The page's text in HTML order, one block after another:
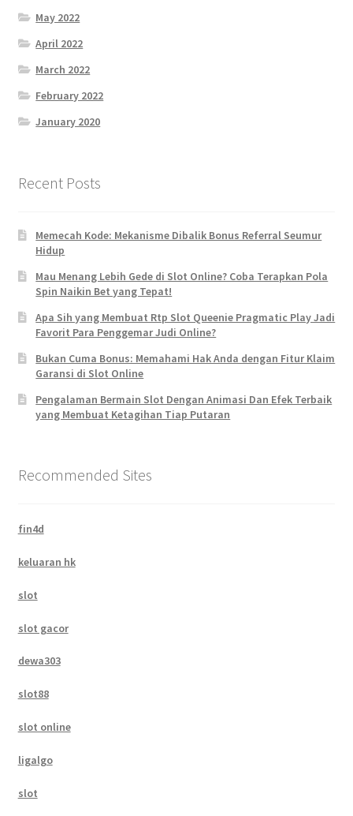
May 2022
April 2022
March 2022
February 2022
January 2020
Recent Posts
Memecah Kode: Mekanisme Dibalik Bonus Referral Seumur
Hidup
Mau Menang Lebih Gede di Slot Online? Coba Terapkan Pola
Spin Naikin Bet yang Tepat!
Apa Sih yang Membuat Rtp Slot Queenie Pragmatic Play Jadi
Favorit Para Penggemar Judi Online?
Bukan Cuma Bonus: Memahami Hak Anda dengan Fitur Klaim
Garansi di Slot Online
Pengalaman Bermain Slot Dengan Animasi Dan Efek Terbaik
yang Membuat Ketagihan Tiap Putaran
Recommended Sites
fin4d
keluaran hk
slot
slot gacor
dewa303
slot88
slot online
ligalgo
slot